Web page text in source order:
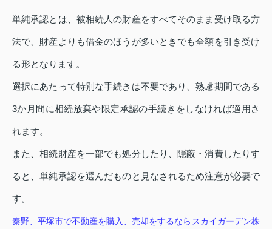
単純承認とは、被相続人の財産をすべてそのまま受け取る方
法で、財産よりも借金のほうが多いときでも全額を引き受け
る形となります。
選択にあたって特別な手続きは不要であり、熟慮期間である
3か月間に相続放棄や限定承認の手続きをしなければ適用さ
れます。
また、相続財産を一部でも処分したり、隠蔽・消費したりす
ると、単純承認を選んだものと見なされるため注意が必要で
す。
秦野、平塚市で不動産を購入、売却をするならスカイガーデン株